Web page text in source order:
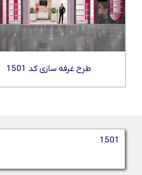
طرح غرفه سازی کد 1501
1501